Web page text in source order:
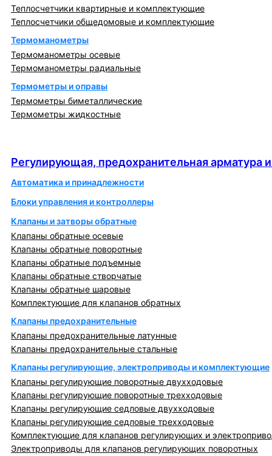
Теплосчетчики квартирные и комплектующие
Теплосчетчики общедомовые и комплектующие
Термоманометры
Термоманометры осевые
Термоманометры радиальные
Термометры и оправы
Термометры биметаллические
Термометры жидкостные
Регулирующая, предохранительная арматура
Автоматика и принадлежности
Блоки управления и контроллеры
Клапаны и затворы обратные
Клапаны обратные осевые
Клапаны обратные поворотные
Клапаны обратные подъемные
Клапаны обратные створчатые
Клапаны обратные шаровые
Комплектующие для клапанов обратных
Клапаны предохранительные
Клапаны предохранительные латунные
Клапаны предохранительные стальные
Клапаны регулирующие, электроприводы и комплектующие
Клапаны регулирующие поворотные двухходовые
Клапаны регулирующие поворотные трехходовые
Клапаны регулирующие седловые двухходовые
Клапаны регулирующие седловые трехходовые
Комплектующие для клапанов регулирующих и
Электроприводы для клапанов регулирующих поворотных